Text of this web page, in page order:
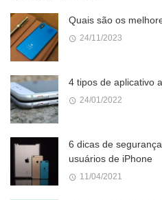
Quais são os
24/11/2023
4 tipos de aplicativo
24/01/2022
6 dicas de
usuários de iPhone
11/04/2021